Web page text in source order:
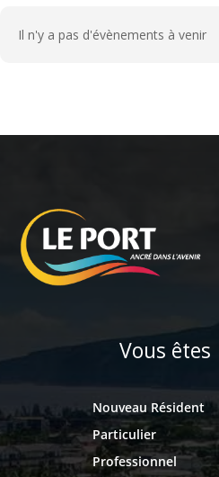
Il n'y a pas d'évènements à venir
Vous êtes
Nouveau Résident
Particulier
Professionnel